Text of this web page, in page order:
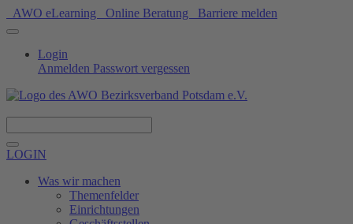
AWO eLearning Online Beratung Barriere melden
Login
Anmelden Passwort vergessen
LOGIN
Was wir machen
Themenfelder
Einrichtungen